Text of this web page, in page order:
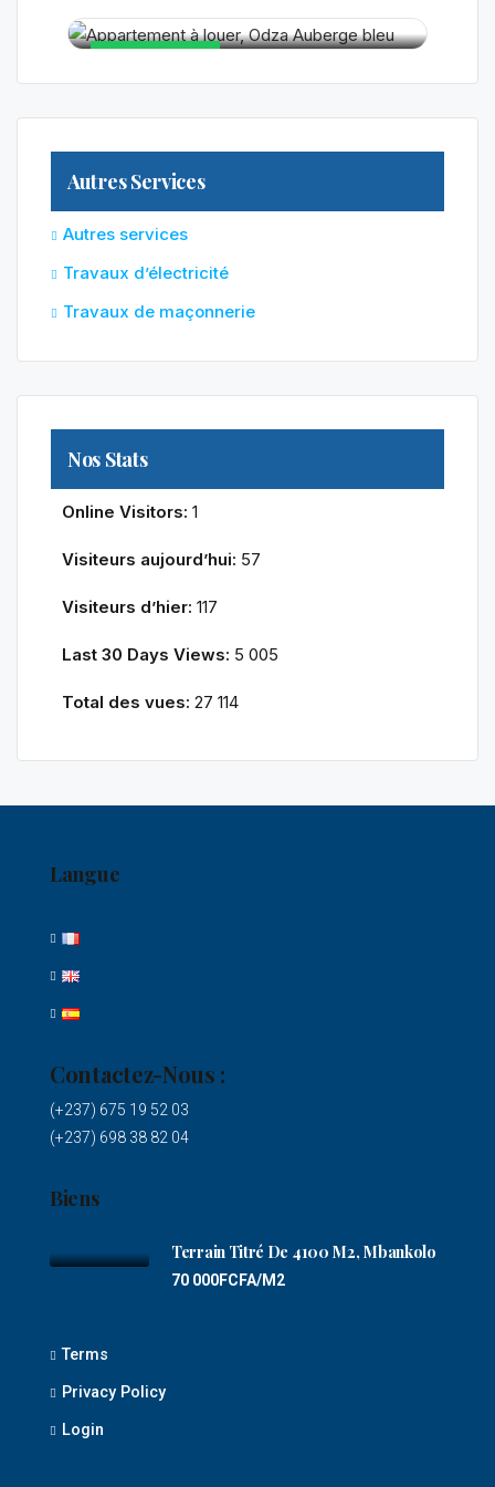
EN VEDETTE
Autres Services
Autres services
Travaux d’électricité
Travaux de maçonnerie
Nos Stats
Online Visitors: 1
Visiteurs aujourd’hui: 57
Visiteurs d’hier: 117
Last 30 Days Views: 5 005
Total des vues: 27 114
Langue
Contactez-Nous :
(+237) 675 19 52 03
(+237) 698 38 82 04
Biens
Terrain Titré De 4100 M2, Mbankolo
70 000FCFA/M2
Terms
Privacy Policy
Login